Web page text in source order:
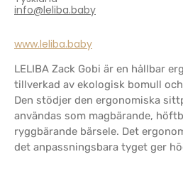
info@leliba.baby
www.leliba.baby
LELIBA Zack Gobi är en hållbar
tillverkad av ekologisk bomull
Den stödjer den ergonomiska
användas som magbärande,
ryggbärande bärsele. Det
det anpassningsbara tyget ger